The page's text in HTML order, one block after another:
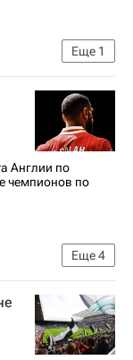
Еще 1
Англии по
чемпионов по
Еще4